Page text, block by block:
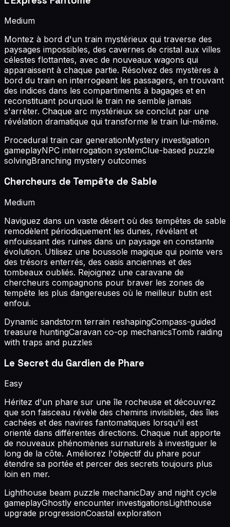
Medium
Montez à bord d'un train mystérieux qui traverse des
paysages impossibles, des cavernes de cristal aux villes
célestes flottantes, avec de nouveaux wagons qui
apparaissent à chaque partie. Résolvez des mystères à
bord du train en interrogeant les passagers, en trouvant
des indices dans les compartiments à bagages et en
reconstituant pourquoi le train ne semble jamais
s'arrêter. Chaque arc mystérieux se conclut par une
révélation dramatique qui transforme le train lui-même.
Procedural train car generationMystery investigation
gameplayNPC interrogation systemClue-based puzzle
solvingBranching mystery outcomes
Chercheurs de Tempête de Sable
Medium
Naviguez dans un vaste désert où des tempêtes de sable
remodèlent périodiquement les dunes, révélant et
enfouissant des ruines dans un paysage en constante
évolution. Utilisez une boussole magique qui pointe vers
des trésors enterrés, des oasis anciennes et des
tombeaux oubliés. Rejoignez une caravane de
chercheurs compagnons pour braver les zones de
tempête les plus dangereuses où le meilleur butin est
enfoui.
Dynamic sandstorm terrain reshapingCompass-guided
treasure huntingCaravan co-op mechanicsTomb raiding
with traps and puzzles
Le Secret du Gardien de Phare
Easy
Héritez d'un phare sur une île rocheuse et découvrez
que son faisceau révèle des chemins invisibles, des îles
cachées et des navires fantomatiques lorsqu'il est
orienté dans différentes directions. Chaque nuit apporte
de nouveaux phénomènes surnaturels à investiguer le
long de la côte. Améliorez l'objectif du phare pour
étendre sa portée et percer des secrets toujours plus
loin en mer.
Lighthouse beam puzzle mechanicDay and night cycle
gameplayGhostly encounter investigationsLighthouse
upgrade progressionCoastal exploration